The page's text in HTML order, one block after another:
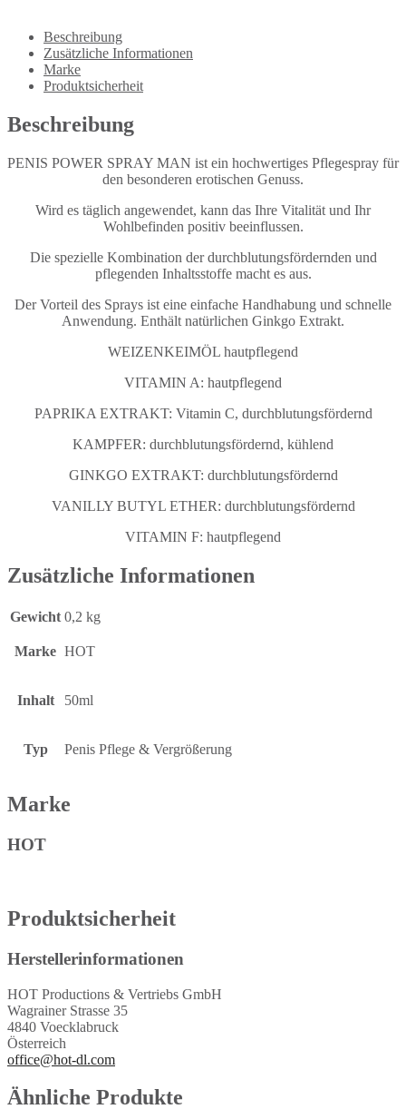
Beschreibung
Zusätzliche Informationen
Marke
Produktsicherheit
Beschreibung
PENIS POWER SPRAY MAN ist ein hochwertiges Pflegespray für
den besonderen erotischen Genuss.
Wird es täglich angewendet, kann das Ihre Vitalität und Ihr
Wohlbefinden positiv beeinflussen.
Die spezielle Kombination der durchblutungsfördernden und
pflegenden Inhaltsstoffe macht es aus.
Der Vorteil des Sprays ist eine einfache Handhabung und schnelle
Anwendung. Enthält natürlichen Ginkgo Extrakt.
WEIZENKEIMÖL hautpflegend
VITAMIN A: hautpflegend
PAPRIKA EXTRAKT: Vitamin C, durchblutungsfördernd
KAMPFER: durchblutungsfördernd, kühlend
GINKGO EXTRAKT: durchblutungsfördernd
VANILLY BUTYL ETHER: durchblutungsfördernd
VITAMIN F: hautpflegend
Zusätzliche Informationen
Gewicht 0,2 kg
Marke HOT
Inhalt 50ml
Typ Penis Pflege & Vergrößerung
Marke
HOT
Produktsicherheit
Herstellerinformationen
HOT Productions & Vertriebs GmbH
Wagrainer Strasse 35
4840 Voecklabruck
Österreich
office@hot-dl.com
Ähnliche Produkte